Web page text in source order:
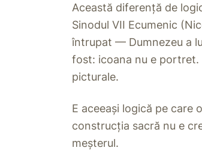
Această diferență de
Sinodul VII Ecumenic
întrupat — Dumnezeu a
fost: icoana nu e portret.
picturale.
E aceeași logică pe care
construcția sacră nu e
meșterul.